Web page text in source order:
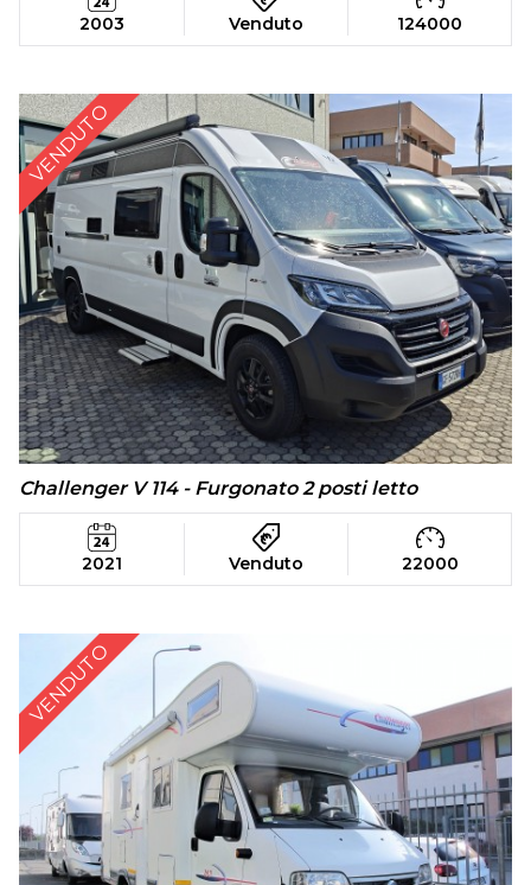
2003 Venduto 124000
VENDUTO
Challenger V 114 - Furgonato 2 posti letto
2021 Venduto 22000
VENDUTO